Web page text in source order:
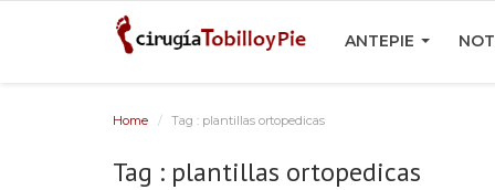
ANTEPIE
Home Tag : plantillas ortopedicas
Tag : plantillas ortopedicas